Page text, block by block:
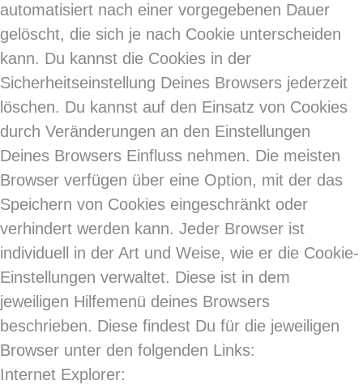
automatisiert nach einer vorgegebenen Dauer
gelöscht, die sich je nach Cookie unterscheiden
kann. Du kannst die Cookies in der
Sicherheitseinstellung Deines Browsers jederzeit
löschen. Du kannst auf den Einsatz von Cookies
durch Veränderungen an den Einstellungen
Deines Browsers Einfluss nehmen. Die meisten
Browser verfügen über eine Option, mit der das
Speichern von Cookies eingeschränkt oder
verhindert werden kann. Jeder Browser ist
individuell in der Art und Weise, wie er die Cookie-
Einstellungen verwaltet. Diese ist in dem
jeweiligen Hilfemenü deines Browsers
beschrieben. Diese findest Du für die jeweiligen
Browser unter den folgenden Links:
Internet Explorer: